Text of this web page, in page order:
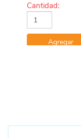
Cantidad:
Agregar